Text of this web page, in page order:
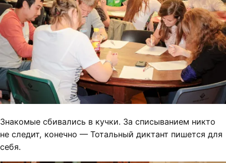
Знакомые сбивались в кучки. За списыванием никто
не следит, конечно — Тотальный диктант пишется для
себя.